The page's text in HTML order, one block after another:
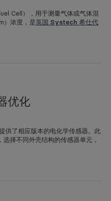
Cell），用于测量气体或气体混
）浓度，是英国 Systech 希仕代
优化
供了相应版本的电化学传感器。此
择不同外壳结构的传感器单元，